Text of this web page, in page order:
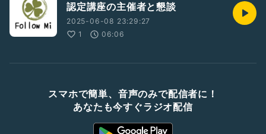
認定講座の主催者と懇談
2025-06-08 23:29:27
1
06:06
スマホで簡単、音声のみで配信者に！
あなたも今すぐラジオ配信